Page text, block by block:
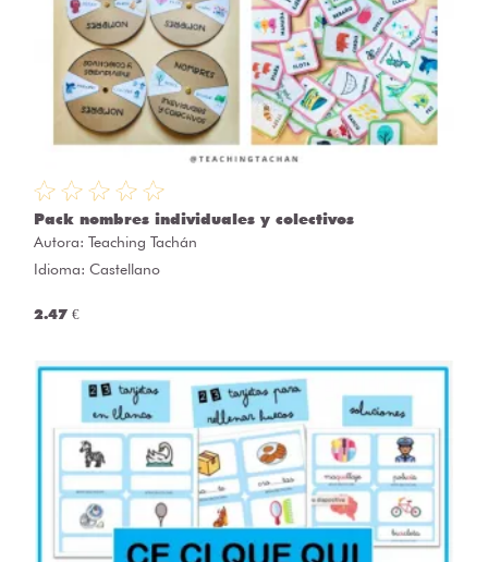
Pack nombres individuales y colectivos
Autora: Teaching Tachán
Idioma: Castellano
2.47 €